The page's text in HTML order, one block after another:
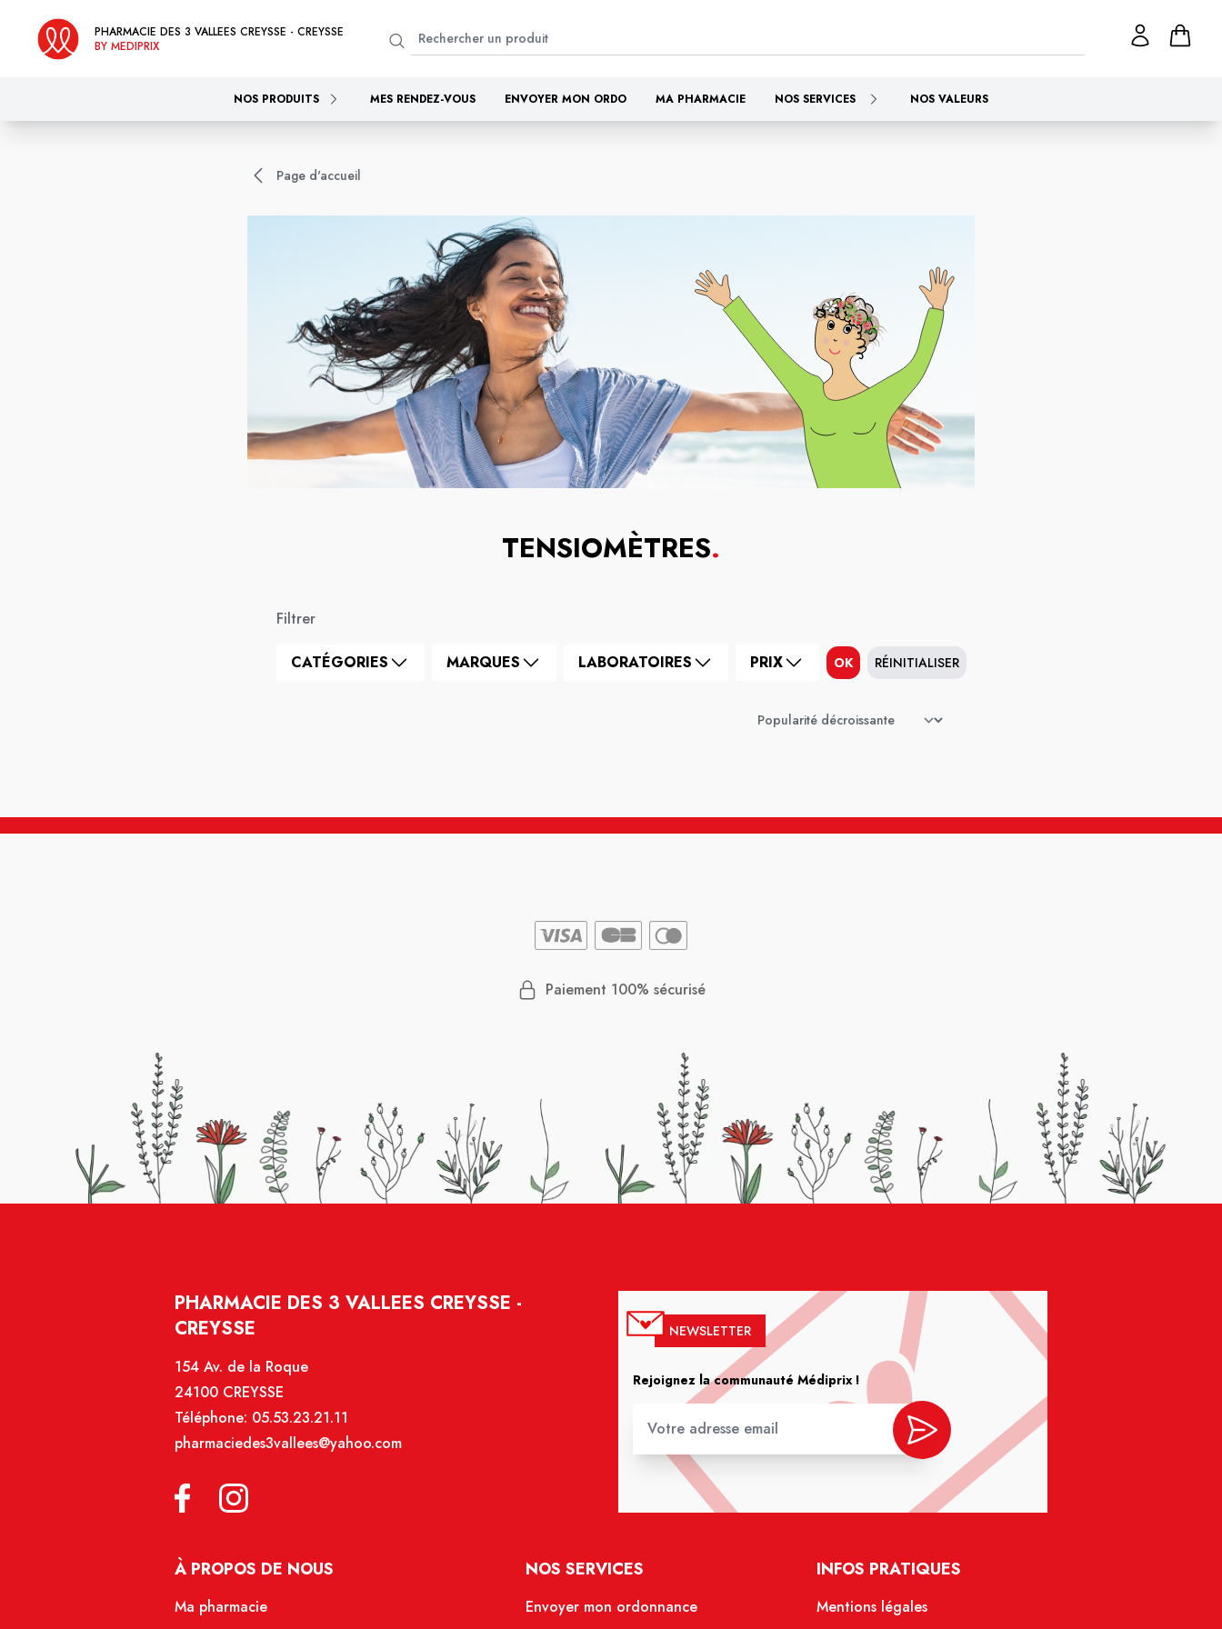
PHARMACIE DES 3 VALLEES CREYSSE - CREYSSE
BY MEDIPRIX
NOS PRODUITS MES RENDEZ-VOUS ENVOYER MON ORDO MA PHARMACIE NOS SERVICES NOS VALEURS
Page d'accueil
TENSIOMÈTRES.
Filtrer
CATÉGORIES MARQUES LABORATOIRES PRIX OK RÉINITIALISER
Paiement 100% sécurisé
PHARMACIE DES 3 VALLEES CREYSSE -
CREYSSE
154 Av. de la Roque
24100 CREYSSE
Téléphone: 05.53.23.21.11
pharmaciedes3vallees@yahoo.com
NEWSLETTER
Rejoignez la communauté Médiprix !
À PROPOS DE NOUS
Ma pharmacie
NOS SERVICES
Envoyer mon ordonnance
INFOS PRATIQUES
Mentions légales